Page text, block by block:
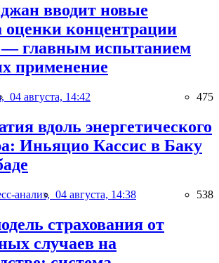
вводит новые
оценки концентрации
главным испытанием
применение
04 августа, 14:42 475
вдоль энергетического
Иньяцио Кассис в Баку
анализ, 04 августа, 14:38 538
страхования от
случаев на